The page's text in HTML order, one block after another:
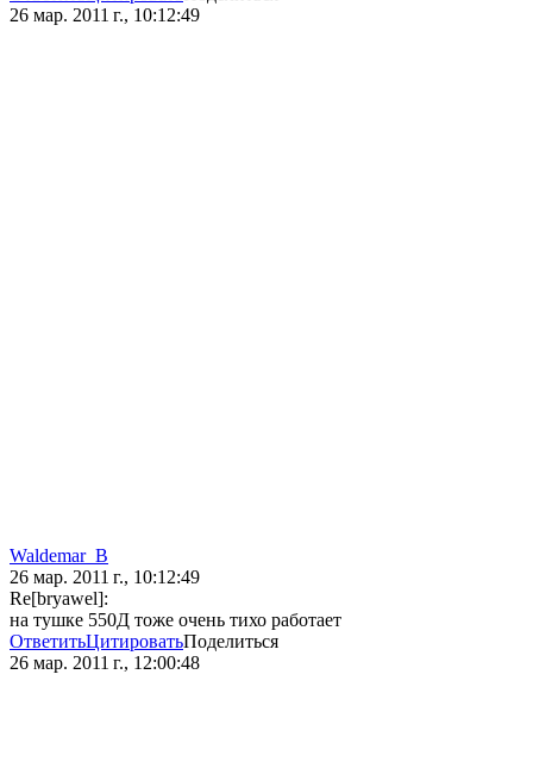
26 мар. 2011 г., 10:12:49
Waldemar_B
26 мар. 2011 г., 10:12:49
Re[bryawel]:
на тушке 550Д тоже очень тихо работает
ОтветитьЦитироватьПоделиться
26 мар. 2011 г., 12:00:48